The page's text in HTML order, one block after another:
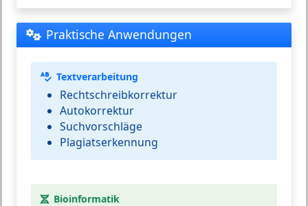
Praktische Anwendungen
Textverarbeitung
Rechtschreibkorrektur
Autokorrektur
Suchvorschläge
Plagiatserkennung
Bioinformatik